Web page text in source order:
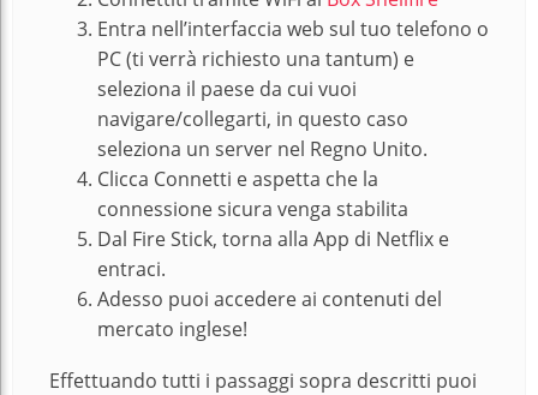
Entra nell’interfaccia web sul tuo telefono o
PC (ti verrà richiesto una tantum) e
seleziona il paese da cui vuoi
navigare/collegarti, in questo caso
seleziona un server nel Regno Unito.
Clicca Connetti e aspetta che la
connessione sicura venga stabilita
Dal Fire Stick, torna alla App di Netflix e
entraci.
Adesso puoi accedere ai contenuti del
mercato inglese!
Effettuando tutti i passaggi sopra descritti puoi